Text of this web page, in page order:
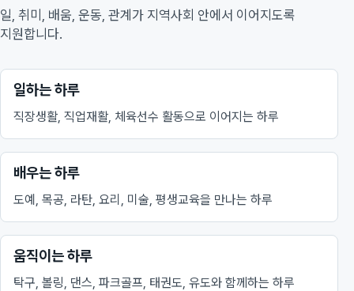
일, 취미, 배움, 운동, 관계가 지역사회 안에서 이어지도록
지원합니다.
일하는 하루
직장생활, 직업재활, 체육선수 활동으로 이어지는 하루
배우는 하루
도예, 목공, 라탄, 요리, 미술, 평생교육을 만나는 하루
움직이는 하루
탁구, 볼링, 댄스, 파크골프, 태권도, 유도와 함께하는 하루